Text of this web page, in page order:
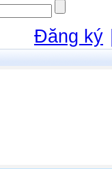
Đăng ký